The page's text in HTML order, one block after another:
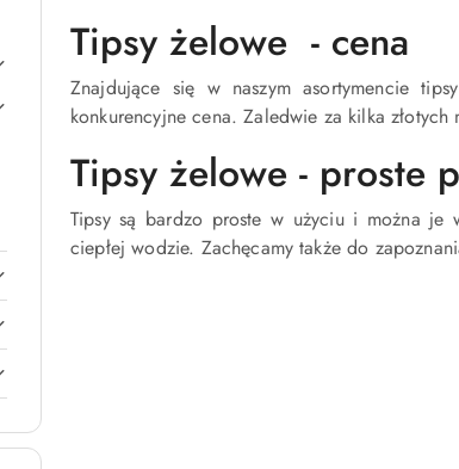
Tipsy żelowe - cena
Znajdujące się w naszym asortymencie
konkurencyjne cena. Zaledwie za kilka
Tipsy żelowe - proste
Tipsy są bardzo proste w użyciu i można je
ciepłej wodzie. Zachęcamy także do